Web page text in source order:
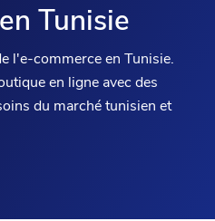
Tunisie
l'e-commerce en Tunisie.
en ligne avec des
du marché tunisien et